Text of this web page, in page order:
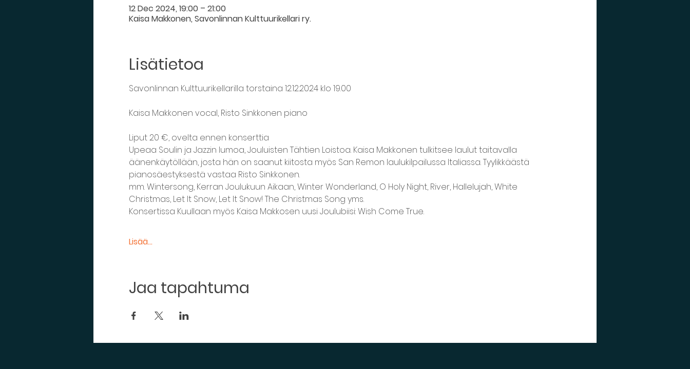
12 Dec 2024, 19:00 – 21:00
Kaisa Makkonen, Savonlinnan Kulttuurikellari ry.
Lisätietoa
Savonlinnan Kulttuurikellarilla torstaina 12.12.2024 klo 19.00
Kaisa Makkonen vocal, Risto Sinkkonen piano
Liput 20 €, ovelta ennen konserttia
Upeaa Soulin ja Jazzin lumoa, Jouluisten Tähtien Loistoa. Kaisa Makkonen tulkitsee laulut taitavalla
äänenkäytöllään, josta hän on saanut kiitosta myös San Remon laulukilpailussa Italiassa. Tyylikkäästä
pianosäestyksestä vastaa Risto Sinkkonen.
mm. Wintersong, Kerran Joulukuun Aikaan, Winter Wonderland, O Holy Night, River, Hallelujah, White
Christmas, Let It Snow, Let It Snow! The Christmas Song yms.
Konsertissa Kuullaan myös Kaisa Makkosen uusi Joulubiisi: Wish Come True.
Lisää...
Jaa tapahtuma